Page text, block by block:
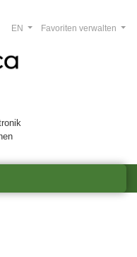
Favoriten verwalten
EN